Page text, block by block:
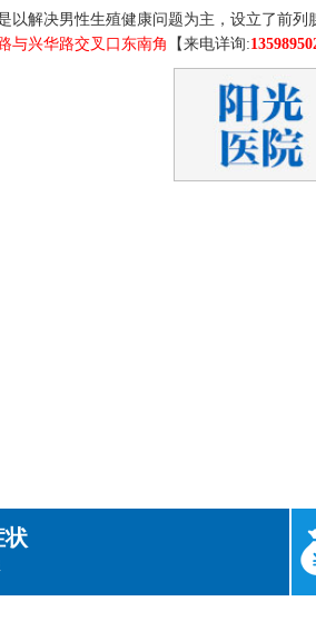
以解决男性生殖健康问题为主，设立了前
与兴华路交叉口东南角 【来电详询:
状